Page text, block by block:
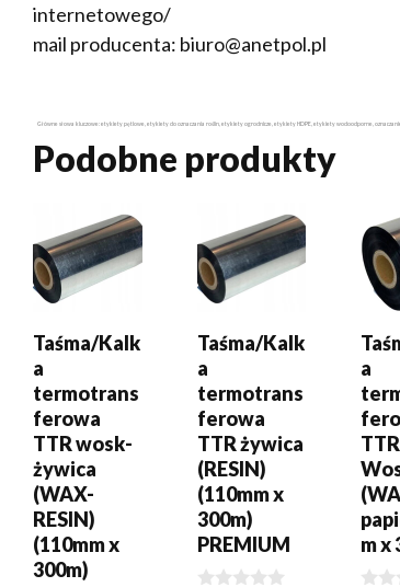
internetowego/
mail producenta: biuro@anetpol.pl
Główne słowa kluczowe: etykiety pętlowe, etykiety do oznaczania roślin, etykiety ogrodnicze, etykiety HDPE, etykiety wodoodporne,
Podobne produkty
Taśma/Kalk
a
termotrans
ferowa
TTR wosk-
żywica
(WAX-
RESIN)
(110mm x
300m)
DODAJ DO
KOSZYKA
Taśma/Kalk
a
termotrans
ferowa
TTR żywica
(RESIN)
(110mm x
300m)
PREMIUM
DODAJ DO
KOSZYKA
a
TTR
m x